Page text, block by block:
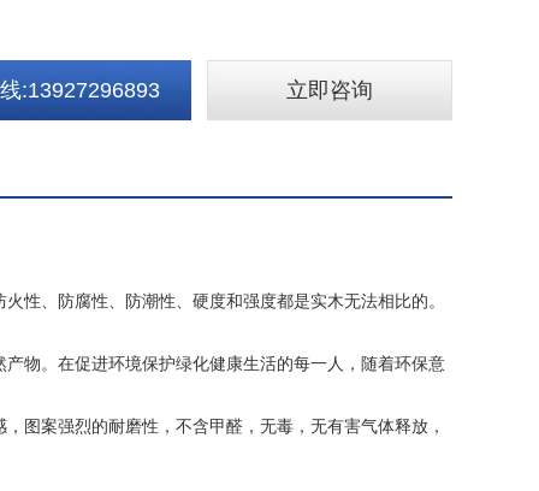
:13927296893 立即咨询
、防腐性、防潮性、硬度和强度都是实木无法相比的。
。在促进环境保护绿化健康生活的每一人，随着环保意
案强烈的耐磨性，不含甲醛，无毒，无有害气体释放，